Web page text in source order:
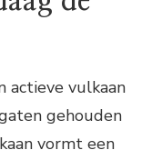
actieve vulkaan
gehouden
vormt een